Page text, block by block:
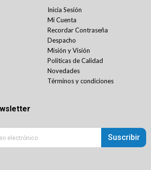
Inicia Sesión
Mi Cuenta
Recordar Contraseña
Despacho
Misión y Visión
Políticas de Calidad
Novedades
Términos y condiciones
Suscribir